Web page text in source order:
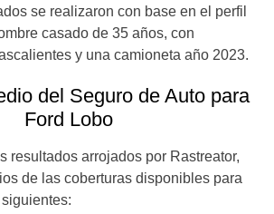
se realizaron con base en el perfil
casado de 35 años, con
y una camioneta año 2023.
del Seguro de Auto para
Ford Lobo
resultados arrojados por Rastreator,
de las coberturas disponibles para